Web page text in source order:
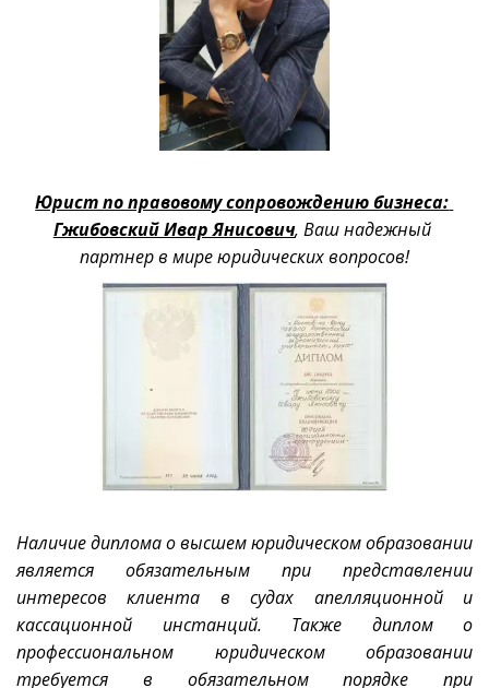
Юрист по правовому сопровождению бизнеса:
Гжибовский Ивар Янисович, Ваш надежный
партнер в мире юридических вопросов!
Наличие диплома о высшем юридическом образовании
является обязательным при представлении
интересов клиента в судах апелляционной и
кассационной инстанций. Также диплом о
профессиональном юридическом образовании
требуется в обязательном порядке при